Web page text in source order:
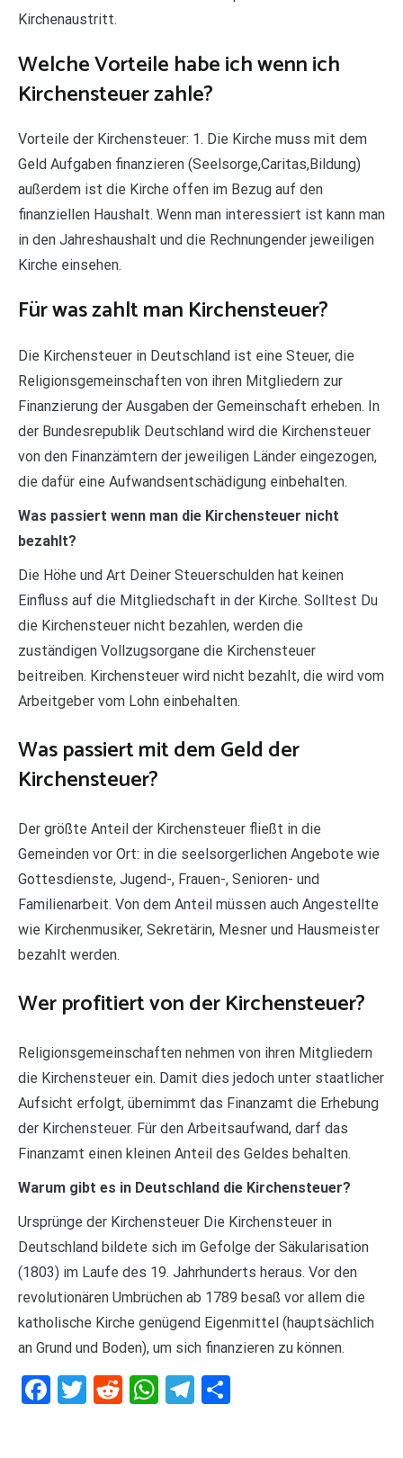
Kirchenaustritt.
Welche Vorteile habe ich wenn ich
Kirchensteuer zahle?
Vorteile der Kirchensteuer: 1. Die Kirche muss mit dem
Geld Aufgaben finanzieren (Seelsorge,Caritas,Bildung)
außerdem ist die Kirche offen im Bezug auf den
finanziellen Haushalt. Wenn man interessiert ist kann man
in den Jahreshaushalt und die Rechnungender jeweiligen
Kirche einsehen.
Für was zahlt man Kirchensteuer?
Die Kirchensteuer in Deutschland ist eine Steuer, die
Religionsgemeinschaften von ihren Mitgliedern zur
Finanzierung der Ausgaben der Gemeinschaft erheben. In
der Bundesrepublik Deutschland wird die Kirchensteuer
von den Finanzämtern der jeweiligen Länder eingezogen,
die dafür eine Aufwandsentschädigung einbehalten.
Was passiert wenn man die Kirchensteuer nicht
bezahlt?
Die Höhe und Art Deiner Steuerschulden hat keinen
Einfluss auf die Mitgliedschaft in der Kirche. Solltest Du
die Kirchensteuer nicht bezahlen, werden die
zuständigen Vollzugsorgane die Kirchensteuer
beitreiben. Kirchensteuer wird nicht bezahlt, die wird vom
Arbeitgeber vom Lohn einbehalten.
Was passiert mit dem Geld der
Kirchensteuer?
Der größte Anteil der Kirchensteuer fließt in die
Gemeinden vor Ort: in die seelsorgerlichen Angebote wie
Gottesdienste, Jugend-, Frauen-, Senioren- und
Familienarbeit. Von dem Anteil müssen auch Angestellte
wie Kirchenmusiker, Sekretärin, Mesner und Hausmeister
bezahlt werden.
Wer profitiert von der Kirchensteuer?
Religionsgemeinschaften nehmen von ihren Mitgliedern
die Kirchensteuer ein. Damit dies jedoch unter staatlicher
Aufsicht erfolgt, übernimmt das Finanzamt die Erhebung
der Kirchensteuer. Für den Arbeitsaufwand, darf das
Finanzamt einen kleinen Anteil des Geldes behalten.
Warum gibt es in Deutschland die Kirchensteuer?
Ursprünge der Kirchensteuer Die Kirchensteuer in
Deutschland bildete sich im Gefolge der Säkularisation
(1803) im Laufe des 19. Jahrhunderts heraus. Vor den
revolutionären Umbrüchen ab 1789 besaß vor allem die
katholische Kirche genügend Eigenmittel (hauptsächlich
an Grund und Boden), um sich finanzieren zu können.
Facebook
Twitter
RedditWhatsApp
Telegram